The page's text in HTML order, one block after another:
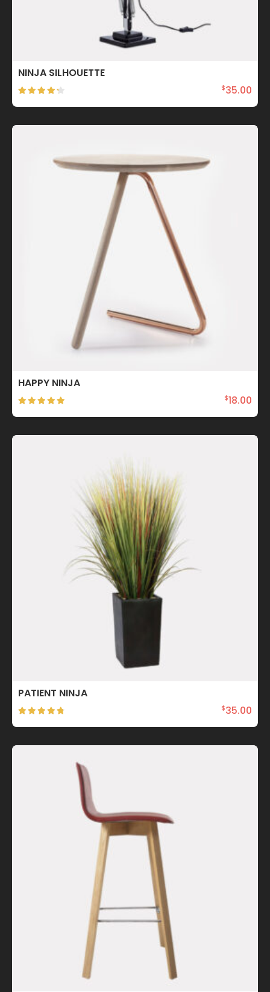
NINJA SILHOUETTE
$35.00
HAPPY NINJA
$18.00
PATIENT NINJA
$35.00